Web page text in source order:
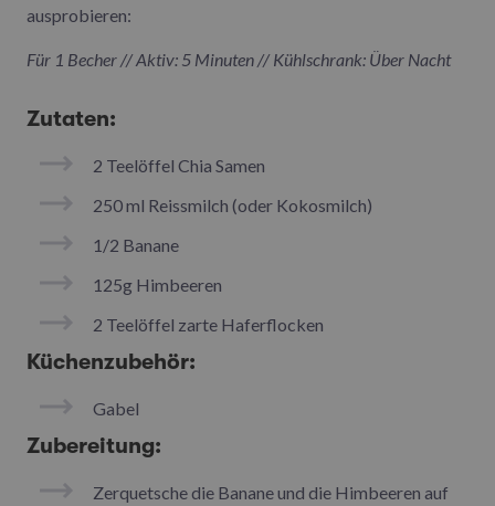
ausprobieren:
Für 1 Becher // Aktiv: 5 Minuten // Kühlschrank: Über Nacht
Zutaten:
2 Teelöffel Chia Samen
250 ml Reissmilch (oder Kokosmilch)
1/2 Banane
125g Himbeeren
2 Teelöffel zarte Haferflocken
Küchenzubehör:
Gabel
Zubereitung:
Zerquetsche die Banane und die Himbeeren auf